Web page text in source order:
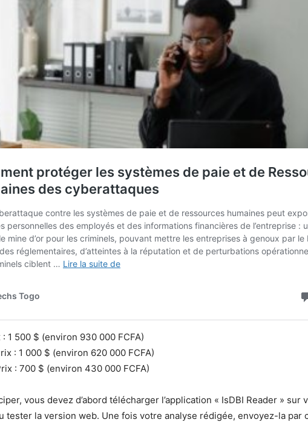
: 1 500 $ (environ 930 000 FCFA)
: 1 000 $ (environ 620 000 FCFA)
: 700 $ (environ 430 000 FCFA)
vous devez d’abord télécharger l’application « IsDBI Reader » sur
tester la version web. Une fois votre analyse rédigée, envoyez-la par